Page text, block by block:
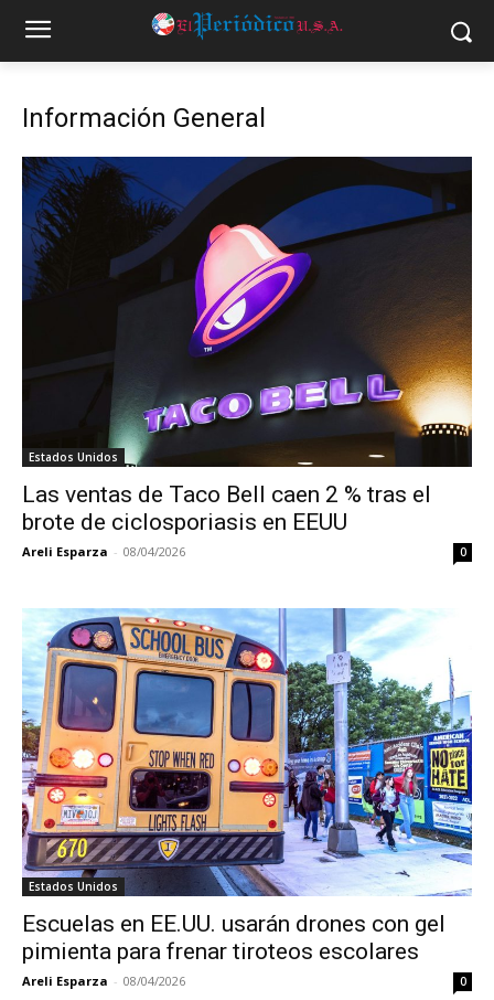
Información General
Estados Unidos
Las ventas de Taco Bell caen 2 % tras el
brote de ciclosporiasis en EEUU
Areli Esparza - 08/04/2026 0
Estados Unidos
Escuelas en EE.UU. usarán drones con gel
pimienta para frenar tiroteos escolares
Areli Esparza - 08/04/2026 0